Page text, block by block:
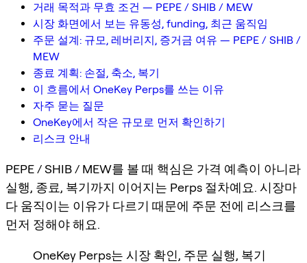
거래 목적과 무효 조건 — PEPE / SHIB / MEW
시장 화면에서 보는 유동성, funding, 최근 움직임
주문 설계: 규모, 레버리지, 증거금 여유 — PEPE / SHIB /
MEW
종료 계획: 손절, 축소, 복기
이 흐름에서 OneKey Perps를 쓰는 이유
자주 묻는 질문
OneKey에서 작은 규모로 먼저 확인하기
리스크 안내
PEPE / SHIB / MEW를 볼 때 핵심은 가격 예측이 아니라
실행, 종료, 복기까지 이어지는 Perps 절차예요. 시장마
다 움직이는 이유가 다르기 때문에 주문 전에 리스크를
먼저 정해야 해요.
OneKey Perps는 시장 확인, 주문 실행, 복기